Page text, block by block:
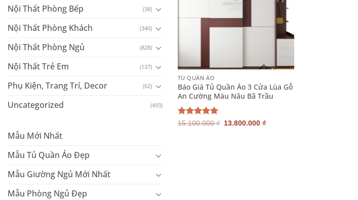
Nội Thất Phòng Bếp (38)
Nội Thất Phòng Khách (340)
Nội Thất Phòng Ngủ (828)
Nội Thất Trẻ Em (137)
Phụ Kiện, Trang Trí, Decor (62)
Uncategorized (493)
Mẫu Mới Nhất
Mẫu Tủ Quần Áo Đẹp
Mẫu Giường Ngủ Mới Nhất
Mẫu Phòng Ngủ Đẹp
TỦ QUẦN ÁO
Báo Giá Tủ Quần Áo 3 Cửa Lùa Gỗ
An Cường Màu Nâu Bã Trầu
Được xếp
15.100.000₫ Giá
13.800.000₫